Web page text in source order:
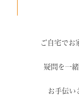
ご自宅でお
疑問を一
お手伝い